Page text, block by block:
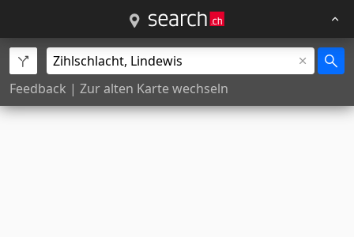
Feedback | Zur alten Karte wechseln